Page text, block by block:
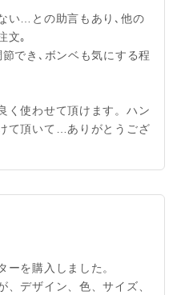
い…との助言もあり､他の
文｡
でき､ボンベも気にする程
く使わせて頂けます。ハン
て頂いて…ありがとうござ
ーを購入しました。
デザイン、色、サイズ、